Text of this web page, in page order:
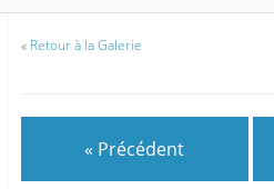
« Retour à la Galerie
« Précédent